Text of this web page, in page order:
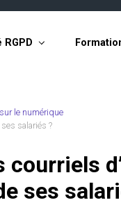
le numérique
salariés ?
ses